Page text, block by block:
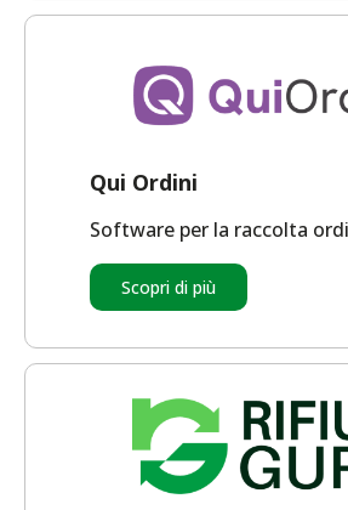
Qui Ordini
Software per la raccolta
Scopri di più